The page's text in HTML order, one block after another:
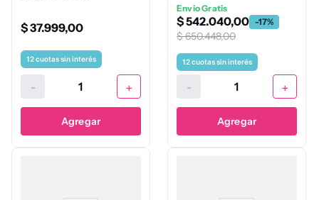
$37.999,00
12cuotas sin interés
- +
Agregar
Envio Gratis
$650.448,00
$542.040,00 -17%
12cuotas sin interés
- +
Agregar